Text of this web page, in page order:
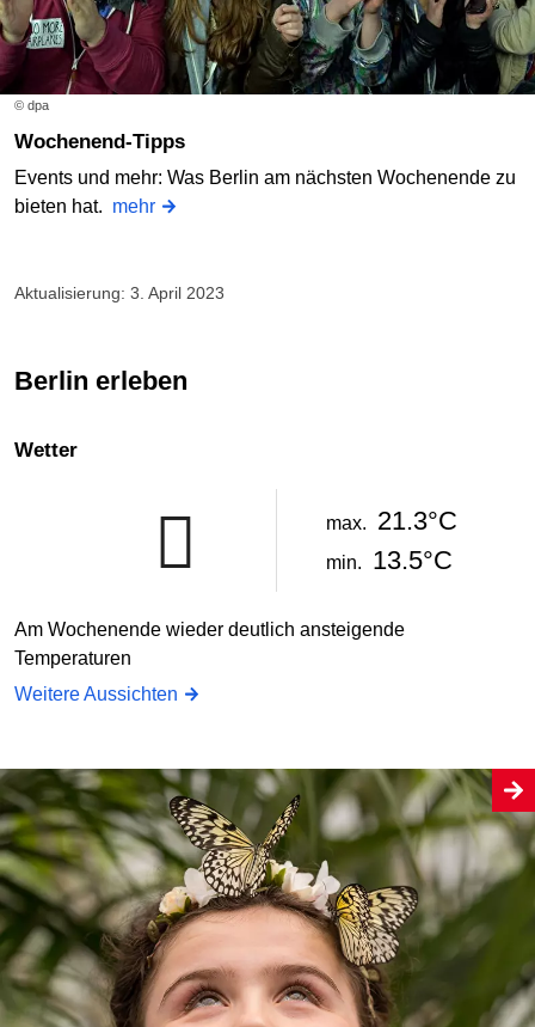
© dpa
Wochenend-Tipps
Events und mehr: Was Berlin am nächsten Wochenende zu
bieten hat. mehr
Aktualisierung: 3. April 2023
Berlin erleben
Wetter
max. 21.3°C
min. 13.5°C
Am Wochenende wieder deutlich ansteigende
Temperaturen
Weitere Aussichten